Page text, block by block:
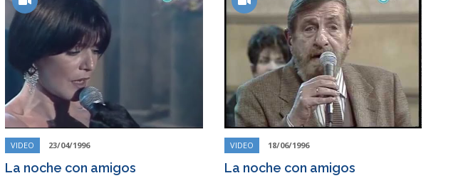
VIDEO 23/04/1996
La noche con amigos
VIDEO 18/06/1996
La noche con amigos